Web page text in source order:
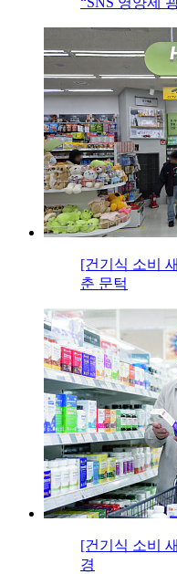
[건기식 소비
춘 문턱
[건기식 소비
경